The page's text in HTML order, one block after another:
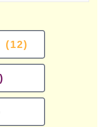
(12)